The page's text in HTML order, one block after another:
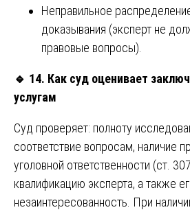
Неправильное
доказывания (эксперт не
правовые вопросы).
🔹 14. Как суд оценивает
услугам
Суд проверяет: полноту
соответствие вопросам, наличие
уголовной ответственности (ст.
квалификацию эксперта, а также
незаинтересованность. При